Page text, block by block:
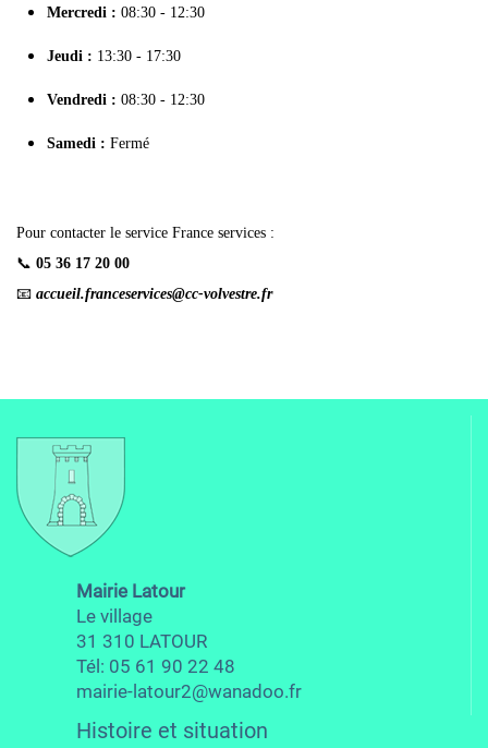
Mercredi : 08:30 - 12:30
Jeudi : 13:30 - 17:30
Vendredi : 08:30 - 12:30
Samedi : Fermé
Pour contacter le service France services :
📞 05 36 17 20 00
📧 accueil.franceservices@cc-volvestre.fr
Mairie Latour
Le village
31 310 LATOUR
Tél: 05 61 90 22 48
mairie-latour2@wanadoo.fr
Histoire et situation